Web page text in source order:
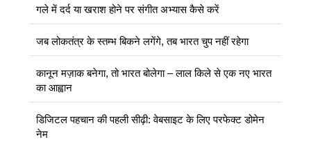
गले में दर्द या खराश होने पर संगीत अभ्यास कैसे करें
जब लोकतंत्र के स्तम्भ बिकने लगेंगे, तब भारत चुप नहीं रहेगा
कानून मज़ाक बनेगा, तो भारत बोलेगा – लाल किले से एक नए भारत
का आह्वान
डिजिटल पहचान की पहली सीढ़ी: वेबसाइट के लिए परफेक्ट डोमेन
नेम